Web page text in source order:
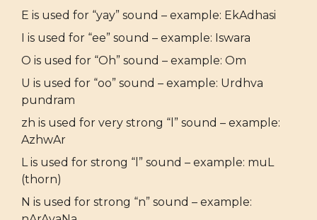
E is used for “yay” sound – example: EkAdhasi
I is used for “ee” sound – example: Iswara
O is used for “Oh” sound – example: Om
U is used for “oo” sound – example: Urdhva
pundram
zh is used for very strong “l” sound – example:
AzhwAr
L is used for strong “l” sound – example: muL
(thorn)
N is used for strong “n” sound – example: